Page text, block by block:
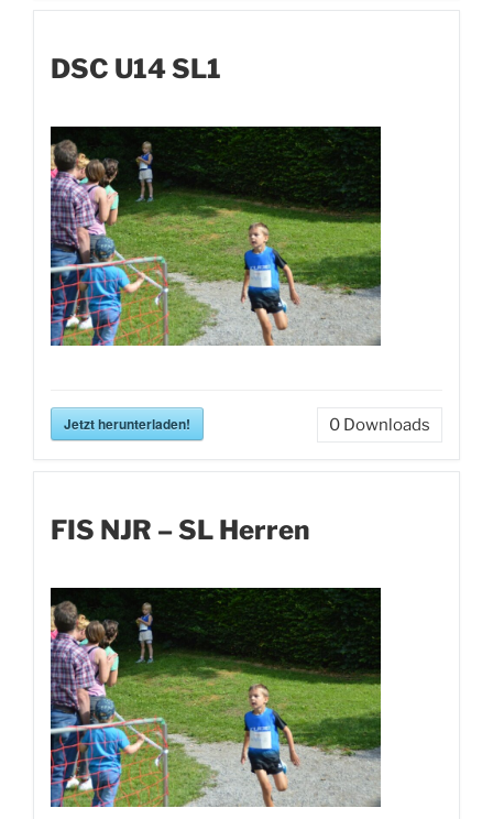
DSC U14 SL1
Jetzt herunterladen! 0 Downloads
FIS NJR – SL Herren